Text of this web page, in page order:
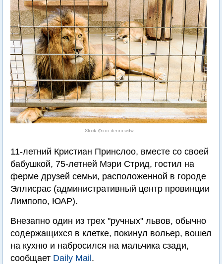
iStock. Фото: dennisvdw
11-летний Кристиан Принслоо, вместе со своей
бабушкой, 75-летней Мэри Стрид, гостил на
ферме друзей семьи, расположенной в городе
Эллисрас (административный центр провинции
Лимпопо, ЮАР).
Внезапно один из трех "ручных" львов, обычно
содержащихся в клетке, покинул вольер, вошел
на кухню и набросился на мальчика сзади,
сообщает Daily Mail .